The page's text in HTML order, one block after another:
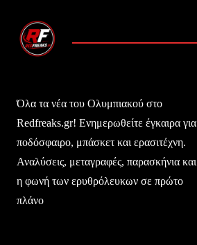
Όλα τα νέα του Ολυμπιακού στο
Redfreaks.gr! Ενημερωθείτε έγκαιρα για
ποδόσφαιρο, μπάσκετ και ερασιτέχνη.
Αναλύσεις, μεταγραφές, παρασκήνια και
η φωνή των ερυθρόλευκων σε πρώτο
πλάνο